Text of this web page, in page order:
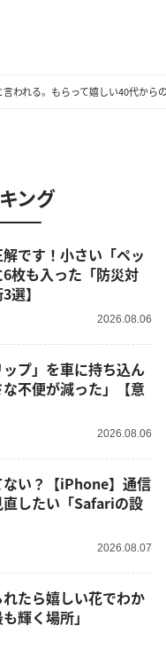
言われる。もらって嬉しい40代から
ング
です！小さい「ペッ
枚も入った「防災対
選】
2026.08.06
プ」を車に持ち込ん
不便が減った」【意
2026.08.06
い？【iPhone】通信
したい「Safariの設
2026.08.07
れたら嬉しい花でわか
輝く場所」